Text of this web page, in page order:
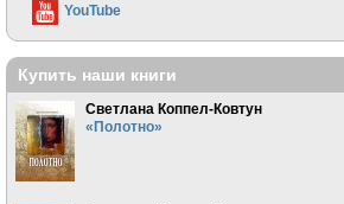
YouTube
Купить наши книги
Светлана Коппел-Ковтун
«Полотно»